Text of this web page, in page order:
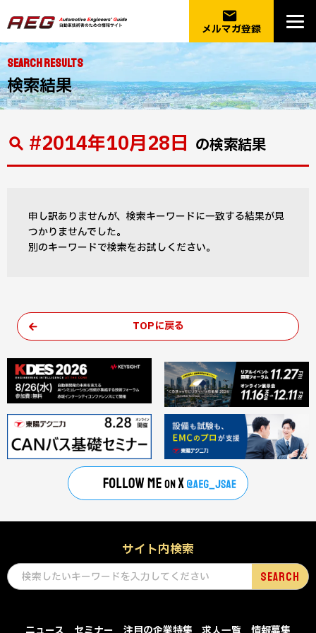
email
メルマガ登録
SEARCH RESULTS
検索結果
#2014年10月28日 の検索結果
申し訳ありませんが、検索キーワードに一致する結果が見
つかりませんでした。
別のキーワードで検索をお試しください。
TOPに戻る
サイト内検索